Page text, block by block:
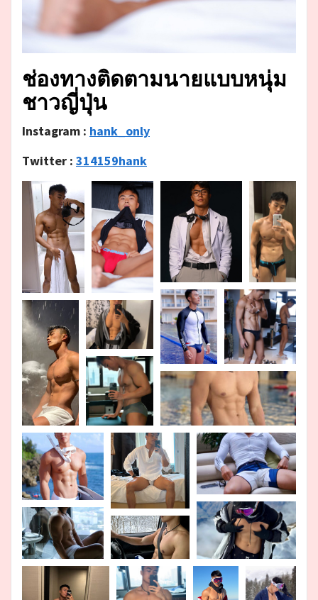
ช่องทางติดตามนายแบบหนุ่ม
ชาวญี่ปุ่น
Instagram : hank_only
Twitter : 314159hank